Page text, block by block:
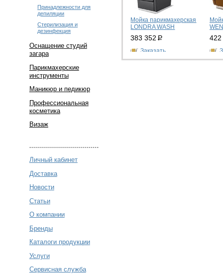
Принадлежности для
депиляции
Стерилизация и
дезинфекция
Оснащение студий
загара
Парикмахерские
инструменты
Маникюр и педикюр
Профессиональная
косметика
Визаж
Личный кабинет
Доставка
Новости
Статьи
О компании
Бренды
Каталоги продукции
Услуги
Сервисная служба
Мойка парикмахерская
LONDRA WASH
383 352 Р
Заказать
422